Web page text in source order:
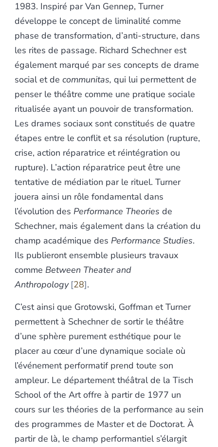
1983. Inspiré par Van Gennep, Turner
développe le concept de liminalité comme
phase de transformation, d’anti-structure, dans
les rites de passage. Richard Schechner est
également marqué par ses concepts de drame
social et de communitas, qui lui permettent de
penser le théâtre comme une pratique sociale
ritualisée ayant un pouvoir de transformation.
Les drames sociaux sont constitués de quatre
étapes entre le conflit et sa résolution (rupture,
crise, action réparatrice et réintégration ou
rupture). L’action réparatrice peut être une
tentative de médiation par le rituel. Turner
jouera ainsi un rôle fondamental dans
l’évolution des Performance Theories de
Schechner, mais également dans la création du
champ académique des Performance Studies.
Ils publieront ensemble plusieurs travaux
comme Between Theater and
Anthropology 28 .
C’est ainsi que Grotowski, Goffman et Turner
permettent à Schechner de sortir le théâtre
d’une sphère purement esthétique pour le
placer au cœur d’une dynamique sociale où
l’événement performatif prend toute son
ampleur. Le département théâtral de la Tisch
School of the Art offre à partir de 1977 un
cours sur les théories de la performance au sein
des programmes de Master et de Doctorat. À
partir de là, le champ performantiel s’élargit